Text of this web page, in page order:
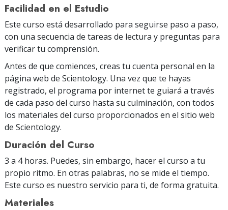
Facilidad en el Estudio
Este curso está desarrollado para seguirse paso a paso,
con una secuencia de tareas de lectura y preguntas para
verificar tu comprensión.
Antes de que comiences, creas tu cuenta personal en la
página web de Scientology. Una vez que te hayas
registrado, el programa por internet te guiará a través
de cada paso del curso hasta su culminación, con todos
los materiales del curso proporcionados en el sitio web
de Scientology.
Duración del Curso
3 a 4 horas. Puedes, sin embargo, hacer el curso a tu
propio ritmo. En otras palabras, no se mide el tiempo.
Este curso es nuestro servicio para ti, de forma gratuita.
Materiales